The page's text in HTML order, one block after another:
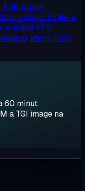
ARK a další
vašeho brokera
privátní VPN
který nikdy
60 minut.
a TGI image na